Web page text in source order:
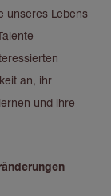
unseres Lebens
an, ihr
und ihre